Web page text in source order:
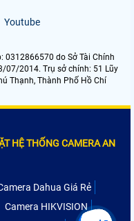
Youtube
0312866570 do Sở Tài Chính
07/2014. Trụ sở chính: 51 Lũy
Thạnh, Thành Phố Hồ Chí
HỆ THỐNG CAMERA AN
Dahua Giá Rẻ
Camera HIKVISION